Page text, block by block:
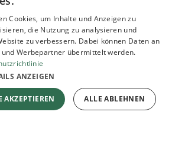
ENGLISH
Cookies, um Inhalte und Anzeigen zu
die Nutzung zu analysieren und
zu verbessern. Dabei können Daten an
und Werbepartner übermittelt werden.
ANZEIGEN
AKZEPTIEREN ALLE ABLEHNEN